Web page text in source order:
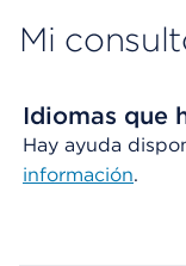
Mi
Idiomas que
Hay ayuda
información.